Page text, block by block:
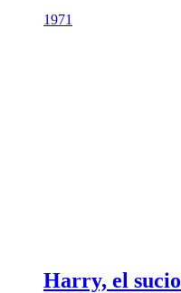
1971
Harry, el sucio